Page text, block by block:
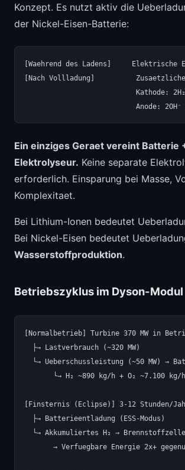
Konzept. Es nutzt aktiv die
der Nickel-Eisen-Batterie:
[Waehrend des Ladens]     Elektrische
[Nach Vollladung]          Zusaetzlicher
Kathode:
Ein einziges Geraet vereint Batterie
Elektrolyseur. Keine separate
erforderlich. Einsparung bei Masse,
Komplexitaet.
Bei Lithium-Ionen bedeutet
Bei Nickel-Eisen bedeutet
Wasserstoffproduktion.
Betriebszyklus im Dyson-Modul
[Normalbetrieb] Turbine 370 MW in
  ├→ Lastverbrauch (~320 MW)
└→ Ueberschussleistung (~50 MW) →
└→ H₂ ~890 kg/h + O₂ ~7.100
[Finsternis (Eclipse)] 3-12 Stunden/
  ├→ Batterieentladung (ESS-Modus)
└→ Akkumuliertes H₂ →
→ Verfuegbare Energie 2x+